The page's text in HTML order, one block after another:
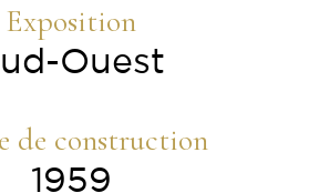
Exposition
Ouest
de construction
1959